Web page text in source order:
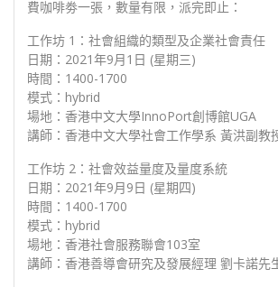
費咖啡劵一張，數量有限，派完即止：
工作坊 1：社會組織的類型及企業社會責任
日期：2021年9月1日 (星期三)
時間：1400-1700
模式：hybrid
場地：香港中文大學InnoPort創博館UGA
講師：香港中文大學社會工作學系 黃洪副教
工作坊 2：社會效益量度及量度系統
日期：2021年9月9日 (星期四)
時間：1400-1700
模式：hybrid
場地：香港社會服務聯會103室
講師：香港善導會研究及發展經理 劉卡諾先